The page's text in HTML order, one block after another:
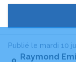
Publié le mardi 10
Raymond